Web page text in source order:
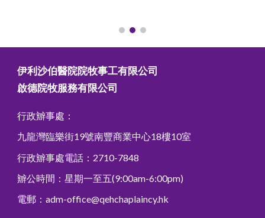
伊利沙伯醫院院牧事工有限公司
啟德院牧服務有限公司
行政辧事處：
九龍灣臨樂街19號南豐商業中心18樓10室
行政辧事處電話：2710-7848
辧公時間 ：星期一至五(9:00am-6:00pm)
電郵：adm-office@qehchaplaincy.hk